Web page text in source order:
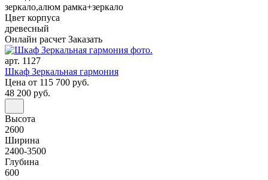
зеркало,алюм рамка+зеркало
Цвет корпуса
древесный
Онлайн расчет Заказать
арт. 1127
Шкаф Зеркальная гармония
Цена от 115 700 руб.
48 200 руб.
Высота
2600
Ширина
2400-3500
Глубина
600